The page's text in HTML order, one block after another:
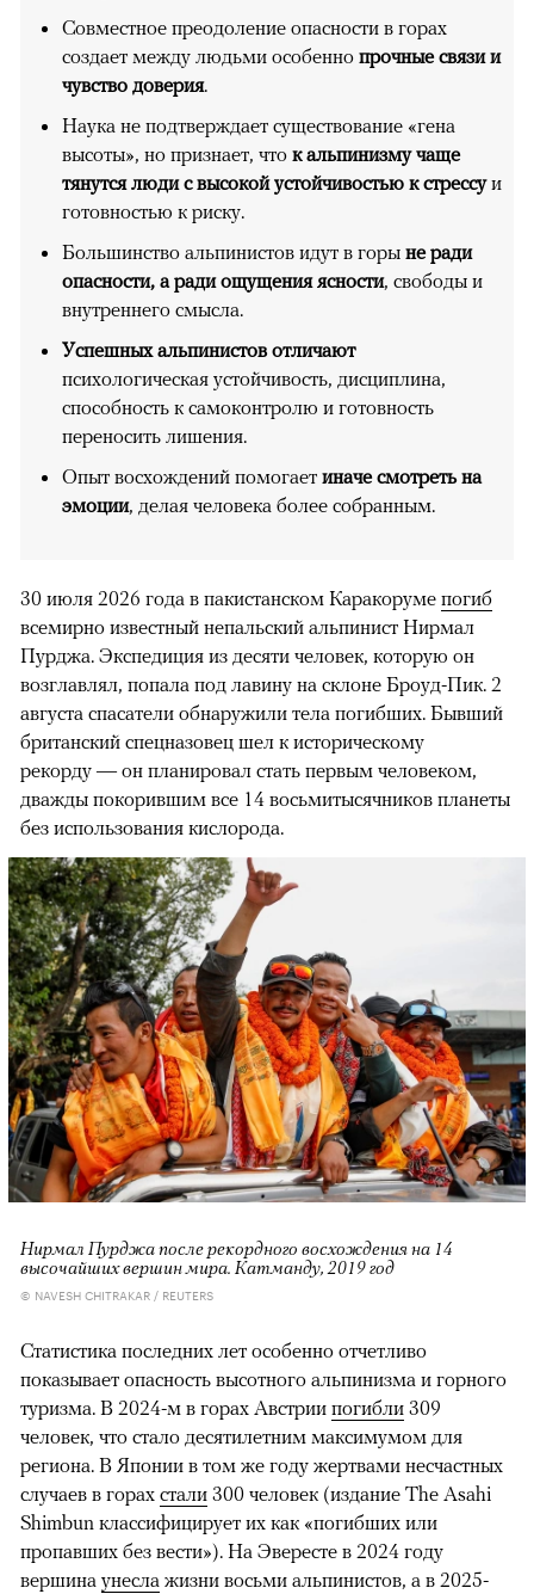
Совместное преодоление опасности в горах
создает между людьми особенно прочные связи и
чувство доверия.
Наука не подтверждает существование «гена
высоты», но признает, что к альпинизму чаще
тянутся люди с высокой устойчивостью к стрессуи
готовностью к риску.
Большинство альпинистов идут в горы не ради
опасности, а ради ощущения ясности, свободы и
внутреннего смысла.
Успешных альпинистов отличают
психологическая устойчивость, дисциплина,
способность к самоконтролю и готовность
переносить лишения.
Опыт восхождений помогает иначе смотреть на
эмоции, делая человека более собранным.
30 июля 2026 года в пакистанском Каракоруме погиб
всемирно известный непальский альпинист Нирмал
Пурджа. Экспедиция из десяти человек, которую он
возглавлял, попала под лавину на склоне Броуд-Пик. 2
августа спасатели обнаружили тела погибших. Бывший
британский спецназовец шел к историческому
рекорду — он планировал стать первым человеком,
дважды покорившим все 14 восьмитысячников планеты
без использования кислорода.
Нирмал Пурджа после рекордного восхождения на 14
высочайших вершин мира. Катманду, 2019 год
© NAVESH CHITRAKAR / REUTERS
Статистика последних лет особенно отчетливо
показывает опасность высотного альпинизма и горного
туризма. В 2024-м в горах Австрии погибли 309
человек, что стало десятилетним максимумом для
региона. В Японии в том же году жертвами несчастных
случаев в горах стали 300 человек (издание The Asahi
Shimbun классифицирует их как «погибших или
пропавших без вести»). На Эвересте в 2024 году
вершина унесла жизни восьми альпинистов, а в 2025-